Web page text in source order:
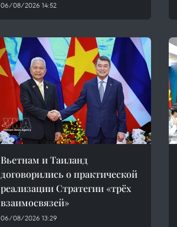
06/08/2026 14:52
Вьетнам и Таиланд
договорились о практической
реализации Стратегии «трёх
взаимосвязей»
06/08/2026 13:29